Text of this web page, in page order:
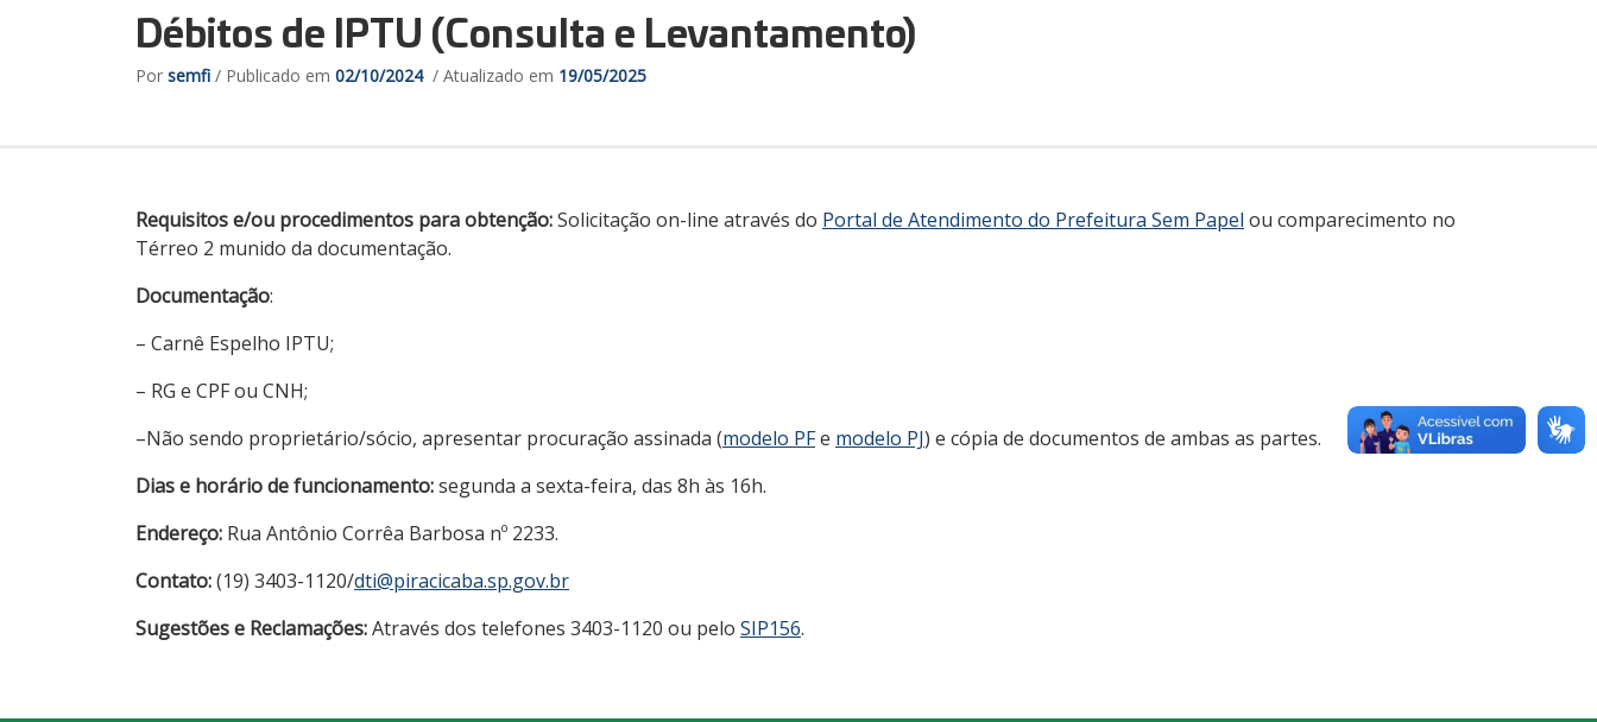
Débitos de IPTU (Consulta e Levantamento)
Por semfi / Publicado em 02/10/2024/ Atualizado em 19/05/2025
Requisitos e/ou procedimentos para obtenção:Solicitação on-line através do Portal de Atendimento do Prefeitura Sem Papel ou comparecimento no
Térreo 2 munido da documentação.
Documentação:
– Carnê Espelho IPTU;
– RG e CPF ou CNH;
–Não sendo proprietário/sócio, apresentar procuração assinada (modelo PFe modelo PJ) e cópia de documentos de ambas as partes.
Dias e horário de funcionamento:segunda a sexta-feira, das 8h às 16h.
Endereço: Rua Antônio Corrêa Barbosa nº 2233.
Contato:(19) 3403-1120/dti@piracicaba.sp.gov.br
Sugestões e Reclamações:Através dos telefones 3403-1120 ou pelo SIP156.